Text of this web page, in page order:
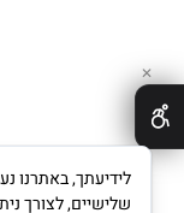
✕
שלישיים, לצורך